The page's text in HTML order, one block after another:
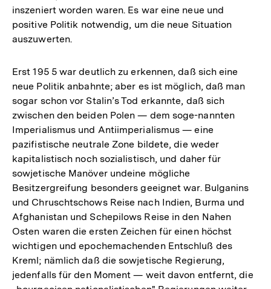
inszeniert worden waren. Es war eine neue und
positive Politik notwendig, um die neue Situation
auszuwerten.
Erst 195 5 war deutlich zu erkennen, daß sich eine
neue Politik anbahnte; aber es ist möglich, daß man
sogar schon vor Stalin’s Tod erkannte, daß sich
zwischen den beiden Polen — dem soge-nannten
Imperialismus und Antiimperialismus — eine
pazifistische neutrale Zone bildete, die weder
kapitalistisch noch sozialistisch, und daher für
sowjetische Manöver undeine mögliche
Besitzergreifung besonders geeignet war. Bulganins
und Chruschtschows Reise nach Indien, Burma und
Afghanistan und Schepilows Reise in den Nahen
Osten waren die ersten Zeichen für einen höchst
wichtigen und epochemachenden Entschluß des
Kreml; nämlich daß die sowjetische Regierung,
jedenfalls für den Moment — weit davon entfernt, die